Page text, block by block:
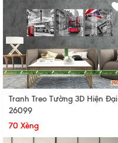
Tranh Treo Tường 3D Hiện Đại
26099
70 Xèng